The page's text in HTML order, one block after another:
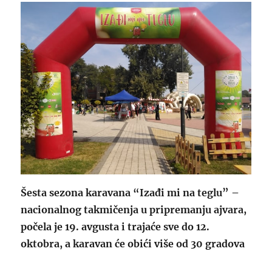
Šesta sezona karavana “Izađi mi na teglu” –
nacionalnog takmičenja u pripremanju ajvara,
počela je 19. avgusta i trajaće sve do 12.
oktobra, a karavan će obići više od 30 gradova